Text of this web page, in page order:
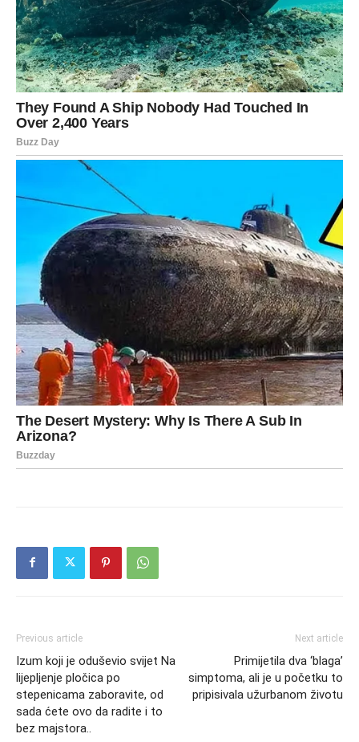
Previous article
Izum koji je oduševio svijet Na
lijepljenje pločica po
stepenicama zaboravite, od
sada ćete ovo da radite i to
bez majstora..
Next article
Primijetila dva ‘blaga’
simptoma, ali je u početku to
pripisivala užurbanom životu